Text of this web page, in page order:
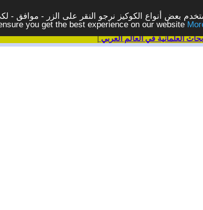
بعض أنواع الكوكيز نرجو النقر على الزر - موافق -
you get the best experience on our website
| العلمانية في العالم العربي